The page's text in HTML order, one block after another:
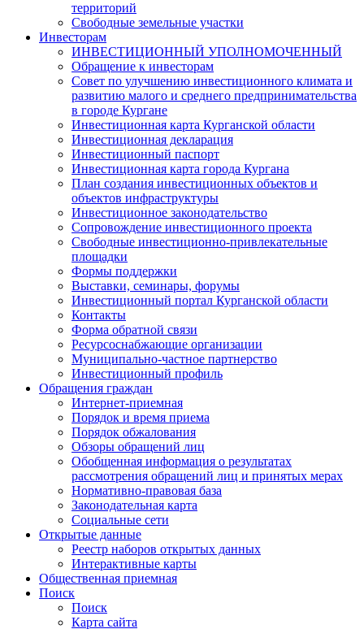
территорий
Свободные земельные участки
Инвесторам
ИНВЕСТИЦИОННЫЙ УПОЛНОМОЧЕННЫЙ
Обращение к инвесторам
Совет по улучшению инвестиционного климата и
развитию малого и среднего предпринимательства
в городе Кургане
Инвестиционная карта Курганской области
Инвестиционная декларация
Инвестиционный паспорт
Инвестиционная карта города Кургана
План создания инвестиционных объектов и
объектов инфраструктуры
Инвестиционное законодательство
Сопровождение инвестиционного проекта
Свободные инвестиционно-привлекательные
площадки
Формы поддержки
Выставки, семинары, форумы
Инвестиционный портал Курганской области
Контакты
Форма обратной связи
Ресурсоснабжающие организации
Муниципально-частное партнерство
Инвестиционный профиль
Обращения граждан
Интернет-приемная
Порядок и время приема
Порядок обжалования
Обзоры обращений лиц
Обобщенная информация о результатах
рассмотрения обращений лиц и принятых мерах
Нормативно-правовая база
Законодательная карта
Социальные сети
Открытые данные
Реестр наборов открытых данных
Интерактивные карты
Общественная приемная
Поиск
Поиск
Карта сайта